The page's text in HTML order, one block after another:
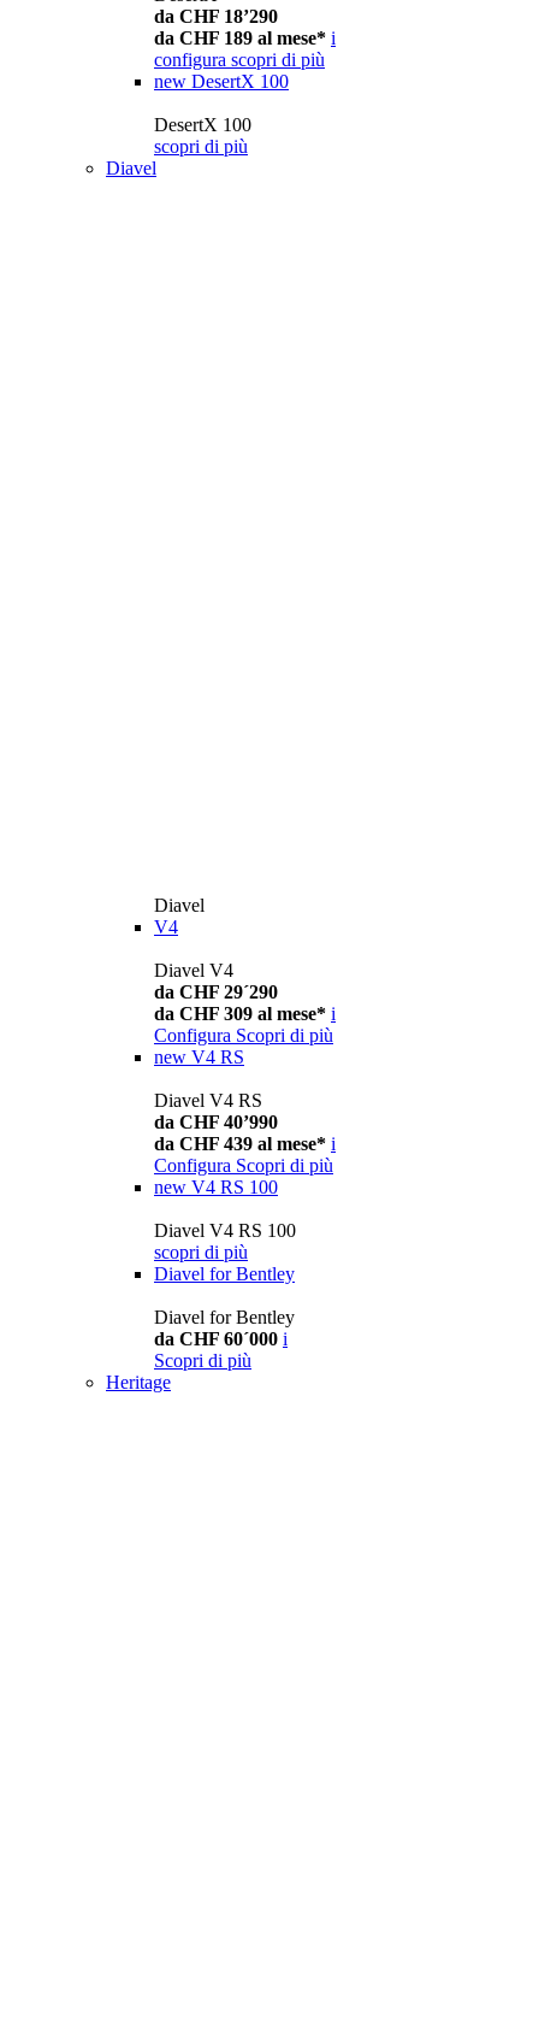
da CHF 18’290
da CHF 189 al mese* i
configura scopri di più
new DesertX 100
DesertX 100
scopri di più
Diavel
Diavel
V4
Diavel V4
da CHF 29´290
da CHF 309 al mese* i
Configura Scopri di più
new V4 RS
Diavel V4 RS
da CHF 40’990
da CHF 439 al mese* i
Configura Scopri di più
new V4 RS 100
Diavel V4 RS 100
scopri di più
Diavel for Bentley
Diavel for Bentley
da CHF 60´000 i
Scopri di più
Heritage